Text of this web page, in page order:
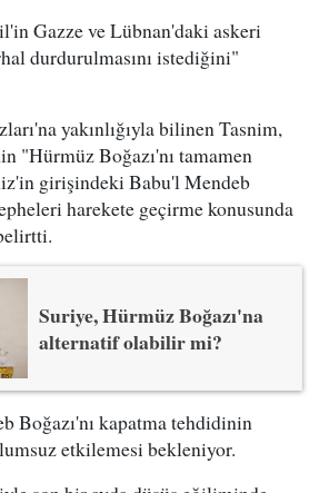
Gazze ve Lübnan'daki askeri
durdurulmasını istediğini"
yakınlığıyla bilinen Tasnim,
"Hürmüz Boğazı'nı tamamen
girişindeki Babu'l Mendeb
harekete geçirme konusunda
Suriye, Hürmüz Boğazı'na
alternatif olabilir mi?
Boğazı'nı kapatma tehdidinin
etkilemesi bekleniyor.